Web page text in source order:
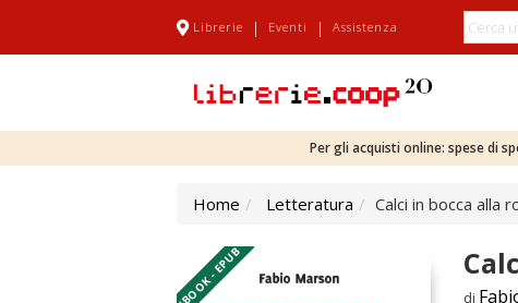
Librerie | Eventi | Assistenza
Per gli acquisti online: spese di
Home Letteratura Calci in bocca alla
EBOOK - EPUB di